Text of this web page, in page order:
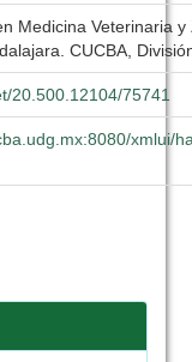
Medicina Veterinaria
CUCBA,
20.500.12104/75741
xmlui/